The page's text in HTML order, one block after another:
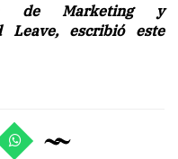
de Marketing y
Leave, escribió este